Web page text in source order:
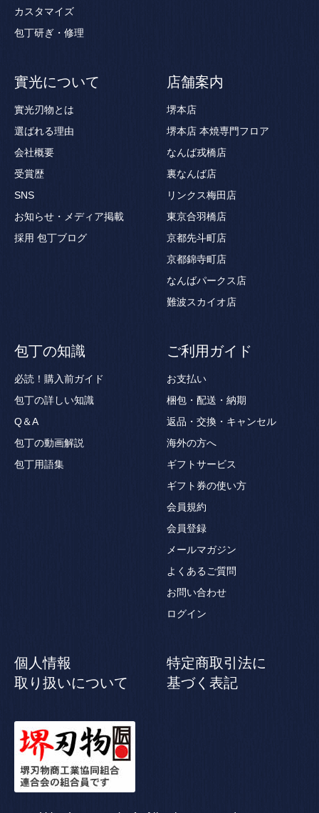
カスタマイズ
包丁研ぎ・修理
實光について
實光刃物とは
選ばれる理由
会社概要
受賞歴
SNS
お知らせ・メディア掲載
採用 包丁ブログ
店舗案内
堺本店
堺本店 本焼専門フロア
なんば戎橋店
裏なんば店
リンクス梅田店
東京合羽橋店
京都先斗町店
京都錦寺町店
なんばパークス店
難波スカイオ店
包丁の知識
必読！購入前ガイド
包丁の詳しい知識
Q＆A
包丁の動画解説
包丁用語集
ご利用ガイド
お支払い
梱包・配送・納期
返品・交換・キャンセル
海外の方へ
ギフトサービス
ギフト券の使い方
会員規約
会員登録
メールマガジン
よくあるご質問
お問い合わせ
ログイン
個人情報
取り扱いについて
特定商取引法に
基づく表記